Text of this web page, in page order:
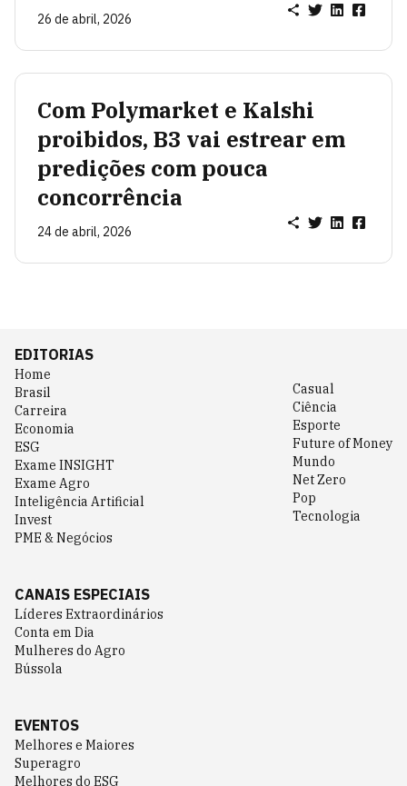
26 de abril, 2026
Com Polymarket e Kalshi
proibidos, B3 vai estrear em
predições com pouca
concorrência
24 de abril, 2026
EDITORIAS
Home
Brasil
Carreira
Economia
ESG
Exame INSIGHT
Exame Agro
Inteligência Artificial
Invest
PME & Negócios
Casual
Ciência
Esporte
Future of Money
Mundo
Net Zero
Pop
Tecnologia
CANAIS ESPECIAIS
Líderes Extraordinários
Conta em Dia
Mulheres do Agro
Bússola
EVENTOS
Melhores e Maiores
Superagro
Melhores do ESG